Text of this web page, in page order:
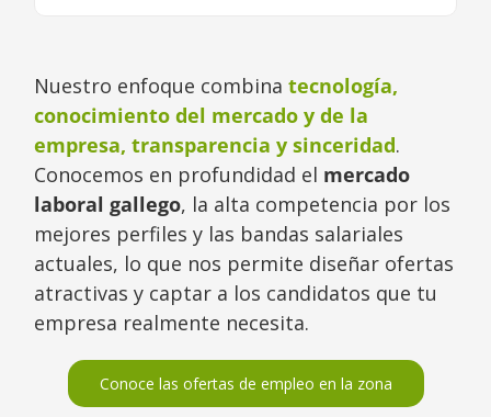
Nuestro enfoque combinatecnología,
conocimiento del mercado y de la
empresa, transparencia y sinceridad.
Conocemos en profundidad el mercado
laboral gallego, la alta competencia por los
mejores perfiles y las bandas salariales
actuales, lo que nos permite diseñar ofertas
atractivas y captar a los candidatos que tu
empresa realmente necesita.
Conoce las ofertas de empleo en la zona